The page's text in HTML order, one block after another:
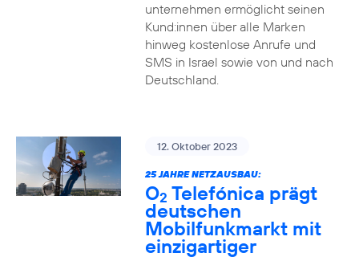
unternehmen ermöglicht seinen
Kund:innen über alle Marken
hinweg kostenlose Anrufe und
SMS in Israel sowie von und nach
Deutschland.
12. Oktober 2023
25 JAHRE NETZAUSBAU:
O2 Telefónica prägt
deutschen
Mobilfunkmarkt mit
einzigartiger